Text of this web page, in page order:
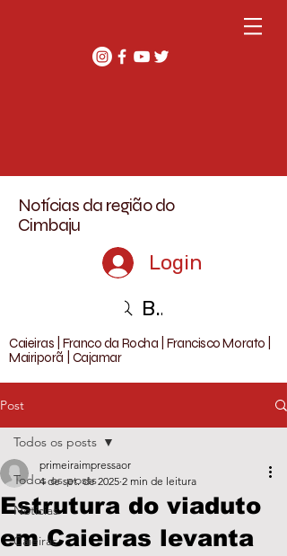
Notícias da região do
Cimbaju
Login
Buscar
Caieiras | Franco da Rocha | Francisco Morato |
Mairiporã | Cajamar
Post
Todos os posts
Notícias
Caieiras
Todos os posts
Estrutura do viaduto
em Caieiras levanta
primeiraimpressaor
4 de set. de 2025 2 min de leitura